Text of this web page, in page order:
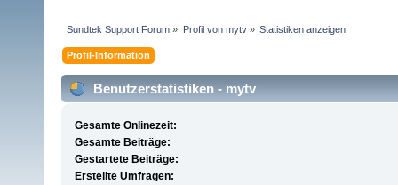
Sundtek Support Forum » Profil von mytv» Statistiken anzeigen
Profil-Information
Benutzerstatistiken - mytv
Gesamte Onlinezeit:
Gesamte Beiträge:
Gestartete Beiträge:
Erstellte Umfragen: